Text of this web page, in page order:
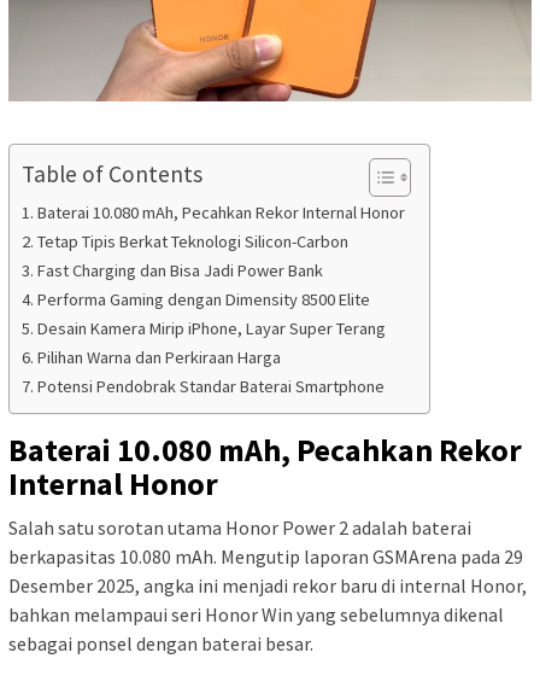
Table of Contents
Baterai 10.080 mAh, Pecahkan Rekor Internal Honor
Tetap Tipis Berkat Teknologi Silicon-Carbon
Fast Charging dan Bisa Jadi Power Bank
Performa Gaming dengan Dimensity 8500 Elite
Desain Kamera Mirip iPhone, Layar Super Terang
Pilihan Warna dan Perkiraan Harga
Potensi Pendobrak Standar Baterai Smartphone
Baterai 10.080 mAh, Pecahkan Rekor
Internal Honor
Salah satu sorotan utama Honor Power 2 adalah baterai
berkapasitas 10.080 mAh. Mengutip laporan GSMArena pada 29
Desember 2025, angka ini menjadi rekor baru di internal Honor,
bahkan melampaui seri Honor Win yang sebelumnya dikenal
sebagai ponsel dengan baterai besar.